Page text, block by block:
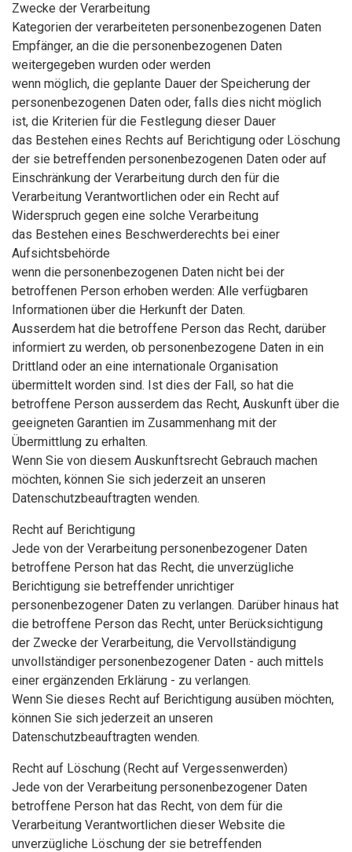
Zwecke der Verarbeitung
Kategorien der verarbeiteten personenbezogenen Daten
Empfänger, an die die personenbezogenen Daten
weitergegeben wurden oder werden
wenn möglich, die geplante Dauer der Speicherung der
personenbezogenen Daten oder, falls dies nicht möglich
ist, die Kriterien für die Festlegung dieser Dauer
das Bestehen eines Rechts auf Berichtigung oder Löschung
der sie betreffenden personenbezogenen Daten oder auf
Einschränkung der Verarbeitung durch den für die
Verarbeitung Verantwortlichen oder ein Recht auf
Widerspruch gegen eine solche Verarbeitung
das Bestehen eines Beschwerderechts bei einer
Aufsichtsbehörde
wenn die personenbezogenen Daten nicht bei der
betroffenen Person erhoben werden: Alle verfügbaren
Informationen über die Herkunft der Daten.
Ausserdem hat die betroffene Person das Recht, darüber
informiert zu werden, ob personenbezogene Daten in ein
Drittland oder an eine internationale Organisation
übermittelt worden sind. Ist dies der Fall, so hat die
betroffene Person ausserdem das Recht, Auskunft über die
geeigneten Garantien im Zusammenhang mit der
Übermittlung zu erhalten.
Wenn Sie von diesem Auskunftsrecht Gebrauch machen
möchten, können Sie sich jederzeit an unseren
Datenschutzbeauftragten wenden.
Recht auf Berichtigung
Jede von der Verarbeitung personenbezogener Daten
betroffene Person hat das Recht, die unverzügliche
Berichtigung sie betreffender unrichtiger
personenbezogener Daten zu verlangen. Darüber hinaus hat
die betroffene Person das Recht, unter Berücksichtigung
der Zwecke der Verarbeitung, die Vervollständigung
unvollständiger personenbezogener Daten - auch mittels
einer ergänzenden Erklärung - zu verlangen.
Wenn Sie dieses Recht auf Berichtigung ausüben möchten,
können Sie sich jederzeit an unseren
Datenschutzbeauftragten wenden.
Recht auf Löschung (Recht auf Vergessenwerden)
Jede von der Verarbeitung personenbezogener Daten
betroffene Person hat das Recht, von dem für die
Verarbeitung Verantwortlichen dieser Website die
unverzügliche Löschung der sie betreffenden